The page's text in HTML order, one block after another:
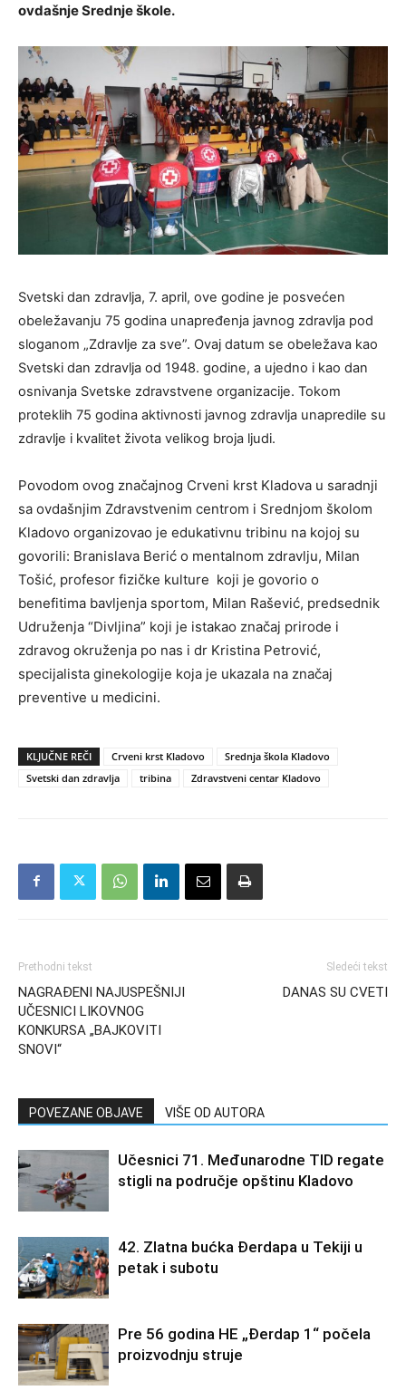
ovdašnje Srednje škole.
Svetski dan zdravlja, 7. april, ove godine je posvećen
obeležavanju 75 godina unapređenja javnog zdravlja pod
sloganom „Zdravlje za sve”. Ovaj datum se obeležava kao
Svetski dan zdravlja od 1948. godine, a ujedno i kao dan
osnivanja Svetske zdravstvene organizacije. Tokom
proteklih 75 godina aktivnosti javnog zdravlja unapredile su
zdravlje i kvalitet života velikog broja ljudi.
Povodom ovog značajnog Crveni krst Kladova u saradnji
sa ovdašnjim Zdravstvenim centrom i Srednjom školom
Kladovo organizovao je edukativnu tribinu na kojoj su
govorili: Branislava Berić o mentalnom zdravlju, Milan
Tošić, profesor fizičke kulture koji je govorio o
benefitima bavljenja sportom, Milan Rašević, predsednik
Udruženja “Divljina” koji je istakao značaj prirode i
zdravog okruženja po nas i dr Kristina Petrović,
specijalista ginekologije koja je ukazala na značaj
preventive u medicini.
KLJUČNE REČI Crveni krst Kladovo
Srednja škola Kladovo
Svetski dan zdravlja
tribina Zdravstveni centar Kladovo
Prethodni tekst
NAGRAĐENI NAJUSPEŠNIJI
UČESNICI LIKOVNOG
KONKURSA „BAJKOVITI
SNOVI“
Sledeći tekst
DANAS SU CVETI
POVEZANE OBJAVE VIŠE OD AUTORA
Učesnici 71. Međunarodne TID regate
stigli na područje opštinu Kladovo
42. Zlatna bućka Đerdapa u Tekiji u
petak i subotu
Pre 56 godina HE „Đerdap 1“ počela
proizvodnju struje